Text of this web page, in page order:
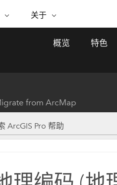
享空间数据
Esri
议
设施管理
基础设施工程与周围环境的关系。
自助服务
文档
My Esri
事
世界的全球 GIS 创新
行业新
有故事
关于
关于 ESRI
合作伙伴
招贤纳士
概览 特色
from ArcMap